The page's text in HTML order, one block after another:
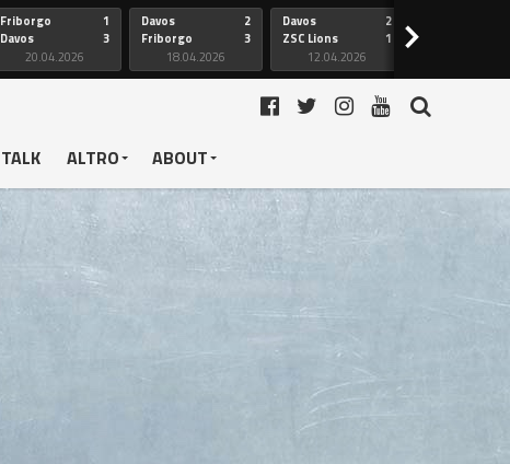
Friborgo
Davos
1
3
20.04.2026
Davos
Friborgo
2
3
18.04.2026
Davos
ZSC Lions
2
1
12.04.2026
>
TALK ALTRO ABOUT